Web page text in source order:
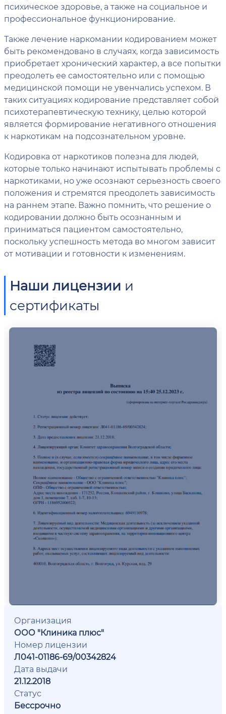
психическое здоровье, а также на социальное и
профессиональное функционирование.
Также лечение наркомании кодированием может
быть рекомендовано в случаях, когда зависимость
приобретает хронический характер, а все попытки
преодолеть ее самостоятельно или с помощью
медицинской помощи не увенчались успехом. В
таких ситуациях кодирование представляет собой
психотерапевтическую технику, целью которой
является формирование негативного отношения
к наркотикам на подсознательном уровне.
Кодировка от наркотиков полезна для людей,
которые только начинают испытывать проблемы с
наркотиками, но уже осознают серьезность своего
положения и стремятся преодолеть зависимость
на раннем этапе. Важно помнить, что решение о
кодировании должно быть осознанным и
приниматься пациентом самостоятельно,
поскольку успешность метода во многом зависит
от мотивации и готовности к изменениям.
Наши лицензии и
сертификаты
Организация
ООО "Клиника плюс"
Номер лицензии
Л041-01186-69/00342824
Дата выдачи
21.12.2018
Статус
Бессрочно